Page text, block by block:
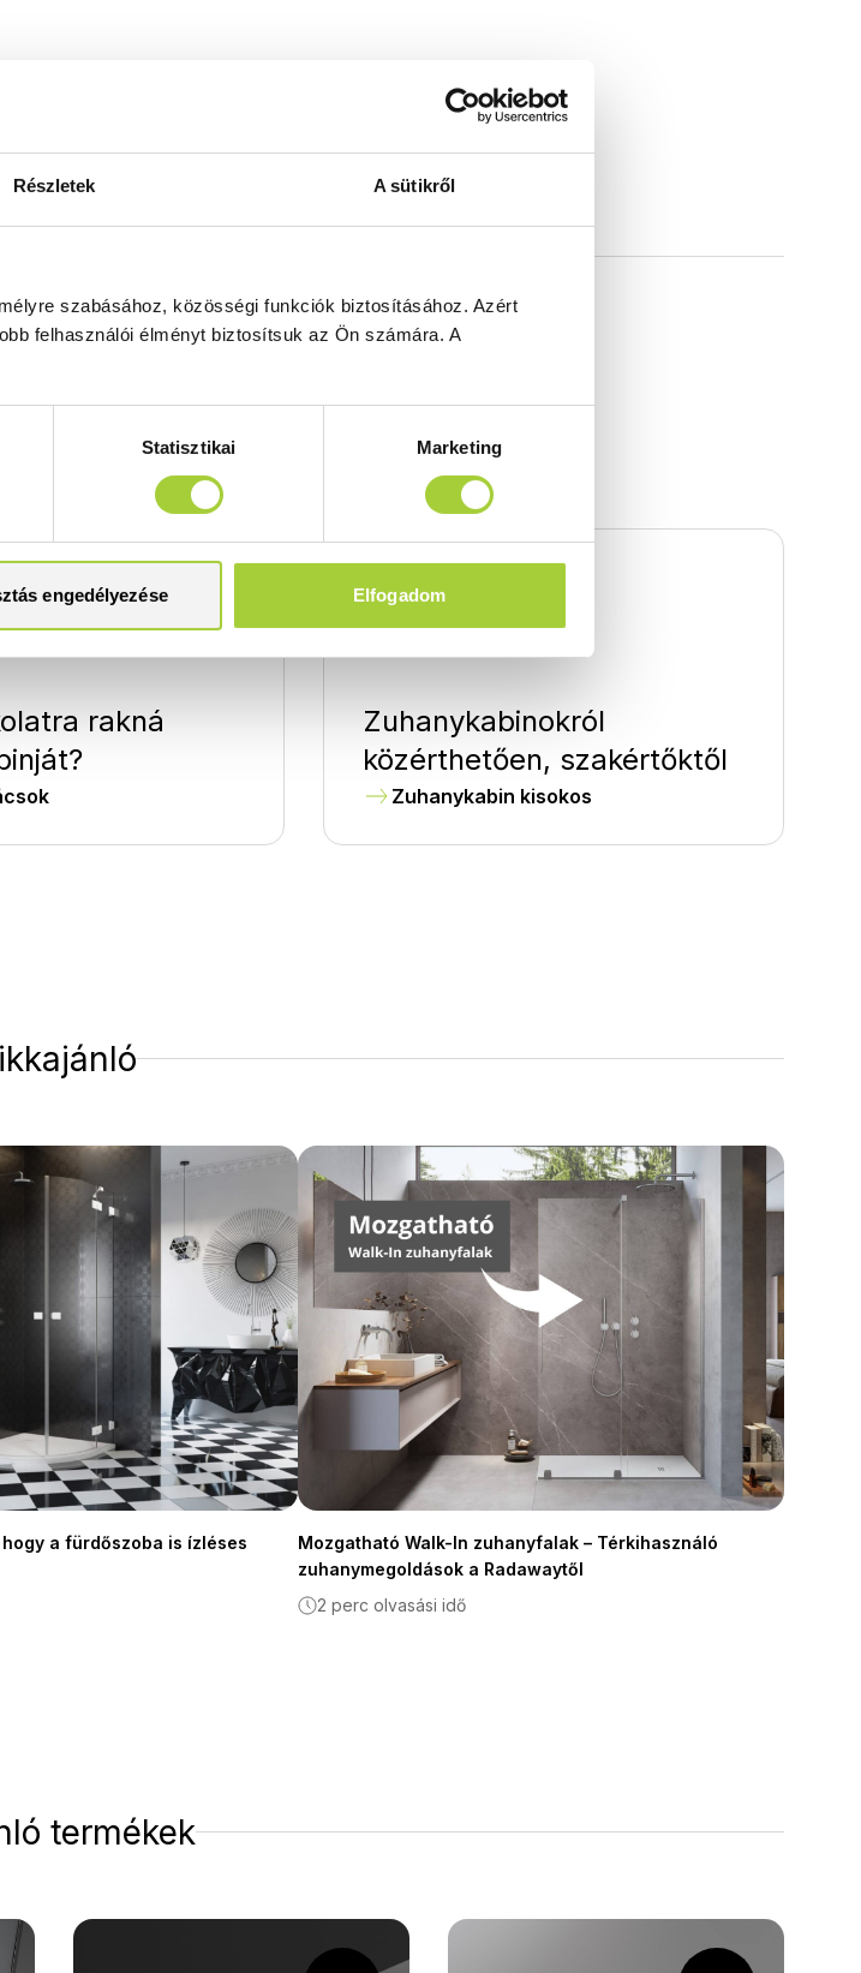
Részletek A sütikről
szabásához, közösségi funkciók biztosításához. Azért
felhasználói élményt biztosítsuk az Ön számára. A
Statisztikai Marketing
engedélyezése Elfogadom
rakná
Zuhanykabinokról
közérthetően, szakértőktől
Zuhanykabin kisokos
a fürdőszoba is ízléses
Mozgatható Walk-In zuhanyfalak – Térkihasználó
zuhanymegoldások a Radawaytől
2 perc olvasási idő
termékek